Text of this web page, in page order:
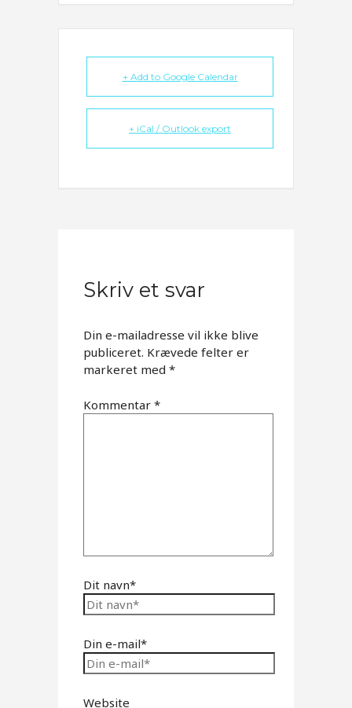
+ Add to Google Calendar
+ iCal / Outlook export
Skriv et svar
Din e-mailadresse vil ikke blive
publiceret. Krævede felter er
markeret med*
Kommentar*
Dit navn*
Din e-mail*
Website